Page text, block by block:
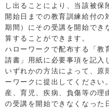
し出ることにより、当該被
開始日までの教育訓練給付の
期間）にその受講を開始でき
算することができます。
ハローワークで配布する「教
請書」用紙に必要事項を記入
いずれかの方法によって、原
ーワークに提出してください
産、育児、疾病、負傷等の理
の受講を開始できなくなった